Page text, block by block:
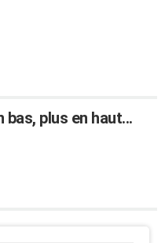
bas, plus en haut...